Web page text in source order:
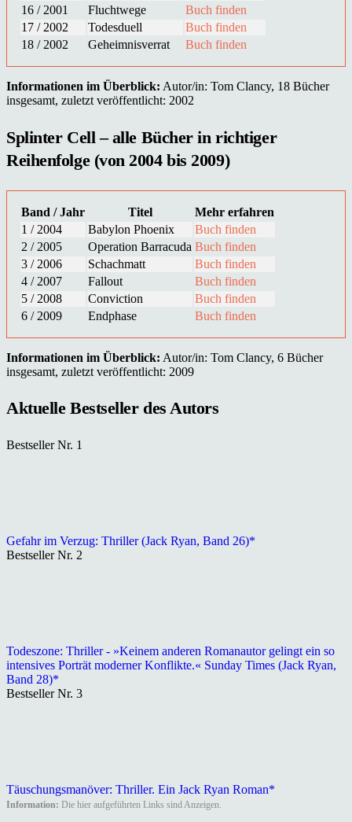
16 / 2001 Fluchtwege
Buch finden
17 / 2002
Todesduell
Buch finden
18 / 2002
Geheimnisverrat Buch finden
Informationen im Überblick: Autor/in: Tom Clancy, 18 Bücher
insgesamt, zuletzt veröffentlicht: 2002
Splinter Cell – alle Bücher in richtiger
Reihenfolge (von 2004 bis 2009)
Band / Jahr Titel
Mehr erfahren
1 / 2004
Babylon Phoenix
Buch finden
2 / 2005
Operation Barracuda Buch finden
3 / 2006
Schachmatt
Buch finden
4 / 2007
Fallout
Buch finden
5 / 2008
Conviction
Buch finden
6 / 2009
Endphase Buch finden
Informationen im Überblick: Autor/in: Tom Clancy, 6 Bücher
insgesamt, zuletzt veröffentlicht: 2009
Aktuelle Bestseller des Autors
Bestseller Nr. 1
Gefahr im Verzug: Thriller (Jack Ryan, Band 26)*
Bestseller Nr. 2
Todeszone: Thriller - »Keinem anderen Romanautor gelingt ein so
intensives Porträt moderner Konflikte.« Sunday Times (Jack Ryan,
Band 28)*
Bestseller Nr. 3
Täuschungsmanöver: Thriller. Ein Jack Ryan Roman*
Information: Die hier aufgeführten Links sind Anzeigen.